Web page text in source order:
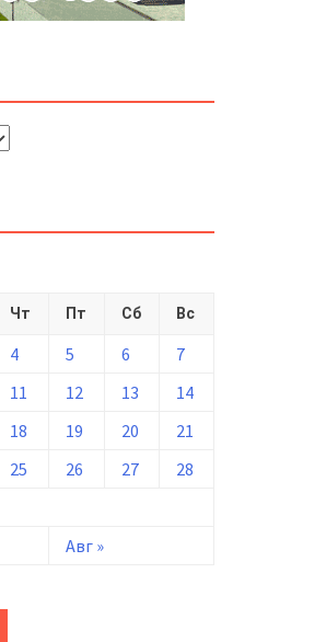
Чт Пт Сб Вс
Авг »
4 5 6
7
11 12 13
14
18 19 20
21
25 26 27
28